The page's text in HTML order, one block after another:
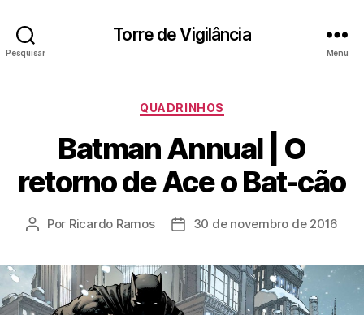
Pesquisar
Torre de Vigilância
Menu
Categorias
QUADRINHOS
Batman Annual | O
retorno de Ace o Bat-cão
Autor
Por Ricardo Ramos
Data30 de novembro de 2016